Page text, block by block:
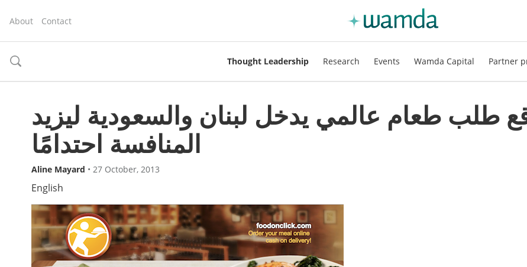
About Contact
toggle
Thought Leadership Research Events Wamda Capital Partner
طلب طعام عالمي يدخل لبنان والسعودية ليزيد
المنافسة احتدامًا
Aline Mayard • 27 October, 2013
English